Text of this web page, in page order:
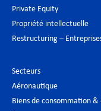
Private Equity
Propriété intellectuelle
Restructuring –
Secteurs
Aéronautique
Biens de consommation